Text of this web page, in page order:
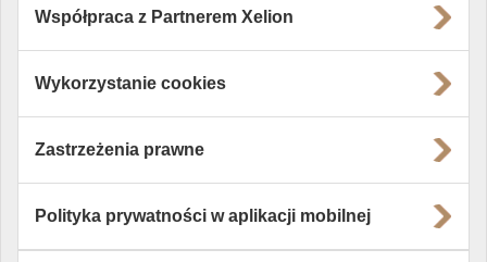
Współpraca z Partnerem Xelion
Wykorzystanie cookies
Zastrzeżenia prawne
Polityka prywatności w aplikacji mobilnej